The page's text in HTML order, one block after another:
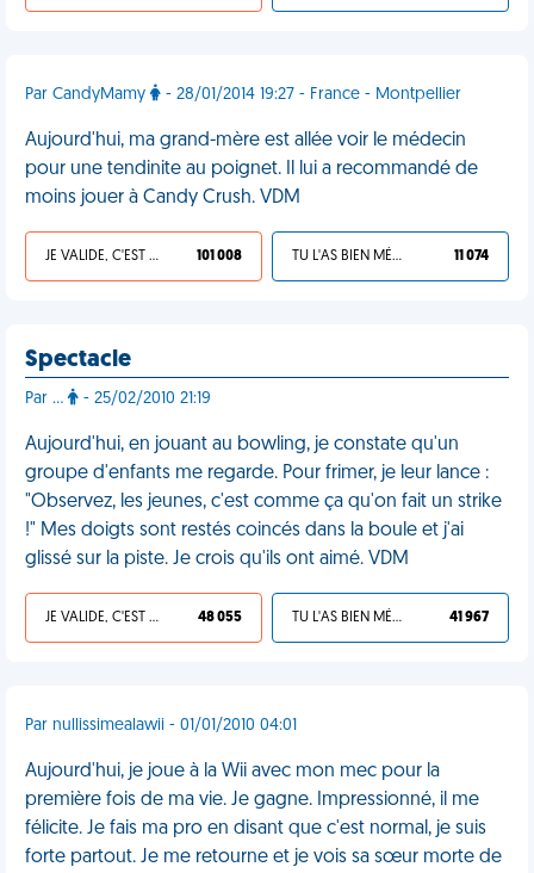
Par CandyMamy - 28/01/2014 19:27 - France - Montpellier
Aujourd'hui, ma grand-mère est allée voir le médecin
pour une tendinite au poignet. Il lui a recommandé de
moins jouer à Candy Crush. VDM
JE VALIDE, C'EST UNE VDM 101 008 TU L'AS BIEN MÉRITÉ 11 074
Spectacle
Par ... - 25/02/2010 21:19
Aujourd'hui, en jouant au bowling, je constate qu'un
groupe d'enfants me regarde. Pour frimer, je leur lance :
"Observez, les jeunes, c'est comme ça qu'on fait un strike
!" Mes doigts sont restés coincés dans la boule et j'ai
glissé sur la piste. Je crois qu'ils ont aimé. VDM
JE VALIDE, C'EST UNE VDM 48 055 TU L'AS BIEN MÉRITÉ 41 967
Par nullissimealawii - 01/01/2010 04:01
Aujourd'hui, je joue à la Wii avec mon mec pour la
première fois de ma vie. Je gagne. Impressionné, il me
félicite. Je fais ma pro en disant que c'est normal, je suis
forte partout. Je me retourne et je vois sa sœur morte de